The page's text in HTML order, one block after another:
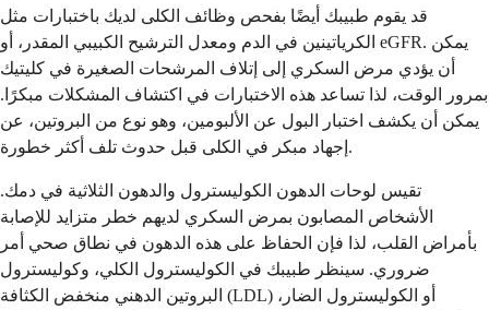
قد يقوم طبيبك أيضًا بفحص وظائف الكلى لديك باختبارات مثل
الكرياتينين في الدم ومعدل الترشيح الكبيبي المقدر، أو eGFR. يمكن
أن يؤدي مرض السكري إلى إتلاف المرشحات الصغيرة في كليتيك
بمرور الوقت، لذا تساعد هذه الاختبارات في اكتشاف المشكلات مبكرًا.
يمكن أن يكشف اختبار البول عن الألبومين، وهو نوع من البروتين، عن
إجهاد مبكر في الكلى قبل حدوث تلف أكثر خطورة.
تقيس لوحات الدهون الكوليسترول والدهون الثلاثية في دمك.
الأشخاص المصابون بمرض السكري لديهم خطر متزايد للإصابة
بأمراض القلب، لذا فإن الحفاظ على هذه الدهون في نطاق صحي أمر
ضروري. سينظر طبيبك في الكوليسترول الكلي، وكوليسترول
البروتين الدهني منخفض الكثافة (LDL) أو الكوليسترول الضار،